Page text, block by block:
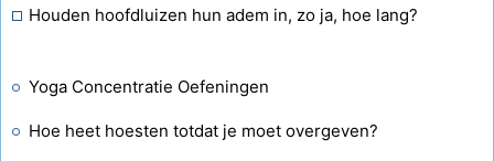
Houden hoofdluizen hun adem in, zo ja, hoe lang?
Yoga Concentratie Oefeningen
Hoe heet hoesten totdat je moet overgeven?